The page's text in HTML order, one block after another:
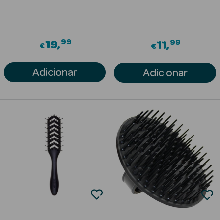
da Pele
Acne
Anti idade
Celulite
€19 99
Adicionar
€11 99
Adicionar